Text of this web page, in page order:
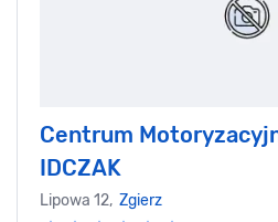
Centrum
IDCZAK
Lipowa 12, Zgierz